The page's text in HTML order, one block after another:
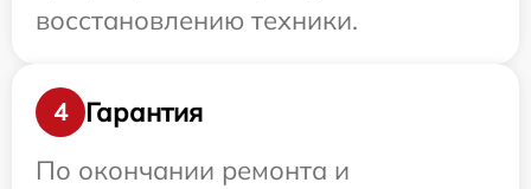
восстановлению техники.
4
Гарантия
По окончании ремонта и